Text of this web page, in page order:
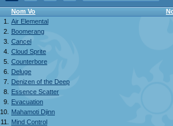
Nom Vo
1.
Air Elemental
2.
Boomerang
3. Cancel
4. Cloud Sprite
5. Counterbore
6.
Deluge
7.
Denizen of the Deep
8.
Essence Scatter
9.
Evacuation
10.
Mahamoti Djinn
11.
Mind Control